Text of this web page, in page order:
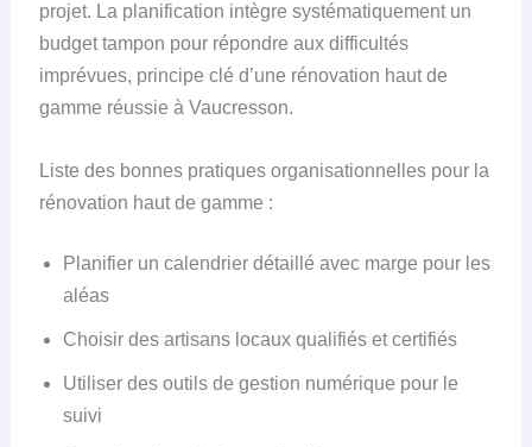
projet. La planification intègre systématiquement un
budget tampon pour répondre aux difficultés
imprévues, principe clé d’une rénovation haut de
gamme réussie à Vaucresson.
Liste des bonnes pratiques organisationnelles pour la
rénovation haut de gamme :
Planifier un calendrier détaillé avec marge pour les
aléas
Choisir des artisans locaux qualifiés et certifiés
Utiliser des outils de gestion numérique pour le
suivi